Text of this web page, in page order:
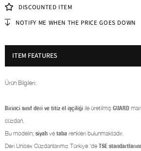
DISCOUNTED ITEM
NOTIFY ME WHEN THE PRICE GOES DOWN
ITEM FEATURES
Ürün Bilgileri:
Birinci sınıf deri ve titiz el işçiliğiile üretilmişGUARD
cüzdan.
Bu modelin;siyahvetabarenkleri bulunmaktadır.
Deri Unisex Cüzdanlarımız Türkiye 'deTSE